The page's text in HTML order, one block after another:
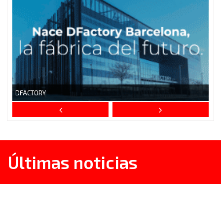
Últimas noticias